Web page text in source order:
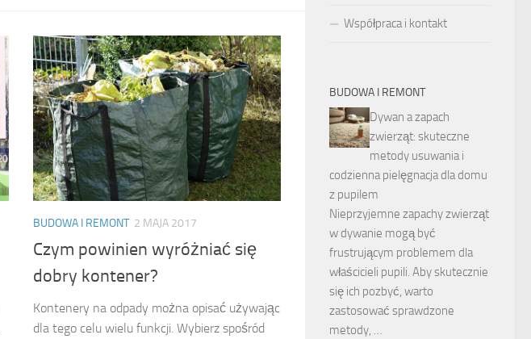
BUDOWA I REMONT 2 MAJA 2017
Czym powinien wyróżniać się
dobry kontener?
Kontenery na odpady można opisać używając
dla tego celu wielu funkcji. Wybierz spośród
Współpraca i kontakt
BUDOWA I REMONT
Dywan a zapach
zwierząt: skuteczne
metody usuwania i
codzienna pielęgnacja dla domu
z pupilem
Nieprzyjemne zapachy zwierząt
w dywanie mogą być
frustrującym problemem dla
właścicieli pupili. Aby skutecznie
się ich pozbyć, warto
zastosować sprawdzone
metody, …